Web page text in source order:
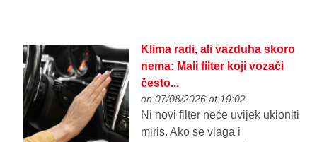
Klima radi, ali vazduha skoro
nema: Mali filter koji vozači
često...
on 07/08/2026 at 19:02
Ni novi filter neće uvijek ukloniti
miris. Ako se vlaga i